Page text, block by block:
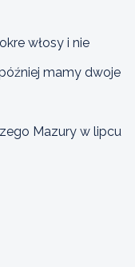
włosy i nie
mamy dwoje
Mazury w lipcu